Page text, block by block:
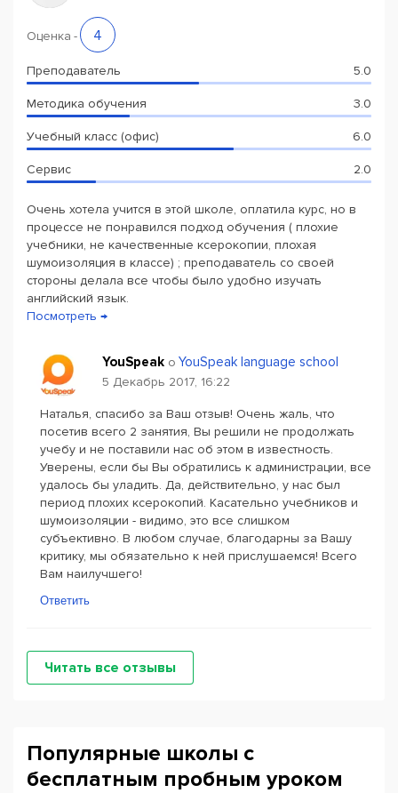
Оценка - 4
Преподаватель 5.0
Методика обучения 3.0
Учебный класс (офис) 6.0
Сервис 2.0
Очень хотела учится в этой школе, оплатила курс, но в
процессе не понравился подход обучения ( плохие
учебники, не качественные ксерокопии, плохая
шумоизоляция в классе) ; преподаватель со своей
стороны делала все чтобы было удобно изучать
английский язык.
Посмотреть →
YouSpeak о YouSpeak language school
5 Декабрь 2017, 16:22
Наталья, спасибо за Ваш отзыв! Очень жаль, что
посетив всего 2 занятия, Вы решили не продолжать
учебу и не поставили нас об этом в известность.
Уверены, если бы Вы обратились к администрации, все
удалось бы уладить. Да, действительно, у нас был
период плохих ксерокопий. Касательно учебников и
шумоизоляции - видимо, это все слишком
субъективно. В любом случае, благодарны за Вашу
критику, мы обязательно к ней прислушаемся! Всего
Вам наилучшего!
Ответить
Читать все отзывы
Популярные школы с
бесплатным пробным уроком